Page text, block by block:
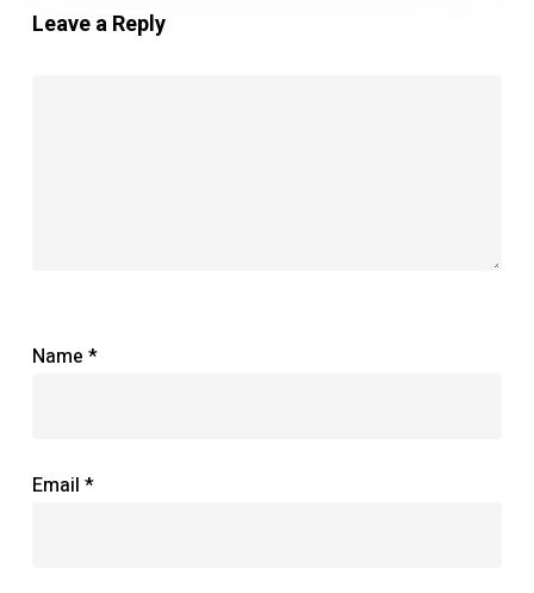
Leave a Reply
Name *
Email *